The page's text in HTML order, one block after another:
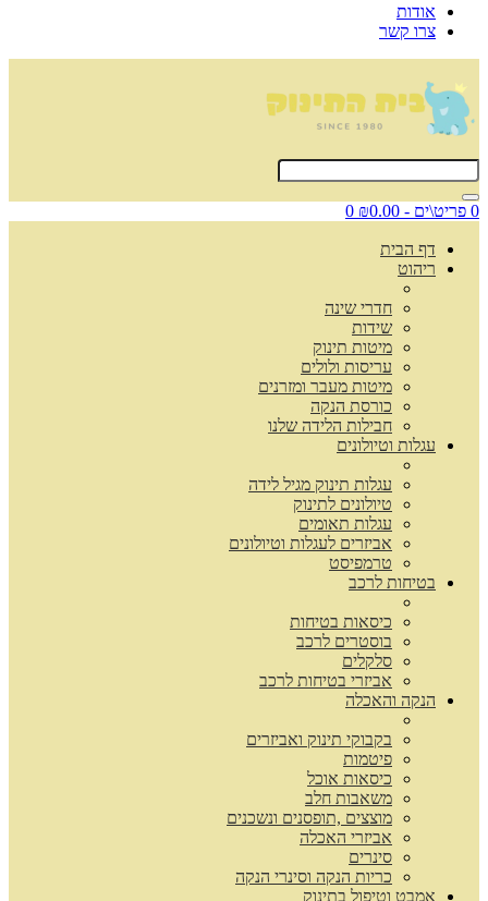
אודות
צרו קשר
0 פריט\ים - ₪0.00 0
דף הבית
ריהוט
חדרי שינה
שידות
מיטות תינוק
עריסות ולולים
מיטות מעבר ומזרנים
כורסת הנקה
חבילות הלידה שלנו
עגלות וטיולונים
עגלות תינוק מגיל לידה
טיולונים לתינוק
עגלות תאומים
אביזרים לעגלות וטיולונים
טרמפיסט
בטיחות לרכב
כיסאות בטיחות
בוסטרים לרכב
סלקלים
אביזרי בטיחות לרכב
הנקה והאכלה
בקבוקי תינוק ואביזרים
פיטמות
כיסאות אוכל
משאבות חלב
מוצצים ,תופסנים ונשכנים
אביזרי האכלה
סינרים
כריות הנקה וסינרי הנקה
אמבט וטיפול בתינוק